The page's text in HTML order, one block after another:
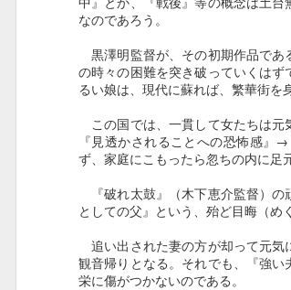
なのであろう。
黒澤明監督が、その初期作品であ
の時々の困難を突き破っていくは
るい娘は、現代に蘇れば、繁華街を
この国では、一貫して女たちは元
『見透かされることへの恐怖感』
ず、家庭にこもったら忽ちの内に足
『破れ太鼓』（木下恵介監督）の
としての父』という、殆ど目晦（め
追い出された妻の方が却って元気
観音帰りとなる。それでも、『強
栄に傷がつかないのである。
て、何かちっぽけな意志だけが内
それが私にで
この２か月後
爆の犠牲にな
―― 以下、２
さんが残した
もし私が死な
なら
あなたは生き
私の物 語を伝
罪悪感て苦しむ
というより、行
「日蓮主義」の
信は、自我の確
た。
然るに、国粋主
丸ごと吸収され
なぜなら、彼に
えるからである。
「銀河鉄道の父
ゲーネフ、トル
国粋主義とは一
さと作風の力強
他の姉兄妹同様
文学は比類なき
世間から隔絶さ
ごした彼女の〈
ージを膨らませ
１８１８年７
牧師館ブロンテ
たエミリーは、
に移住してまも
JAN 人生を
『大日本
１８００年、５
自らが率いる測
体で風の日も、